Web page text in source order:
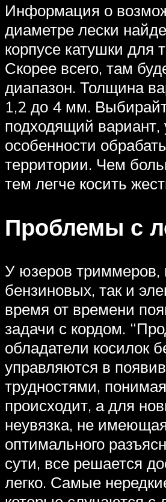
Информация о
диаметре лески
корпусе катушки для
Скорее всего, там
диапазон. Толщина
1,2 до 4 мм.
подходящий вариант,
особенности
территории. Чем
тем легче косить
Проблемы с
У юзеров триммеров,
бензиновых, так и
время от времени
задачи с кордом.
обладатели косилок
управляются в
трудностями,
происходит, а для
неувязка, не
оптимального
сути, все решается
легко. Самые